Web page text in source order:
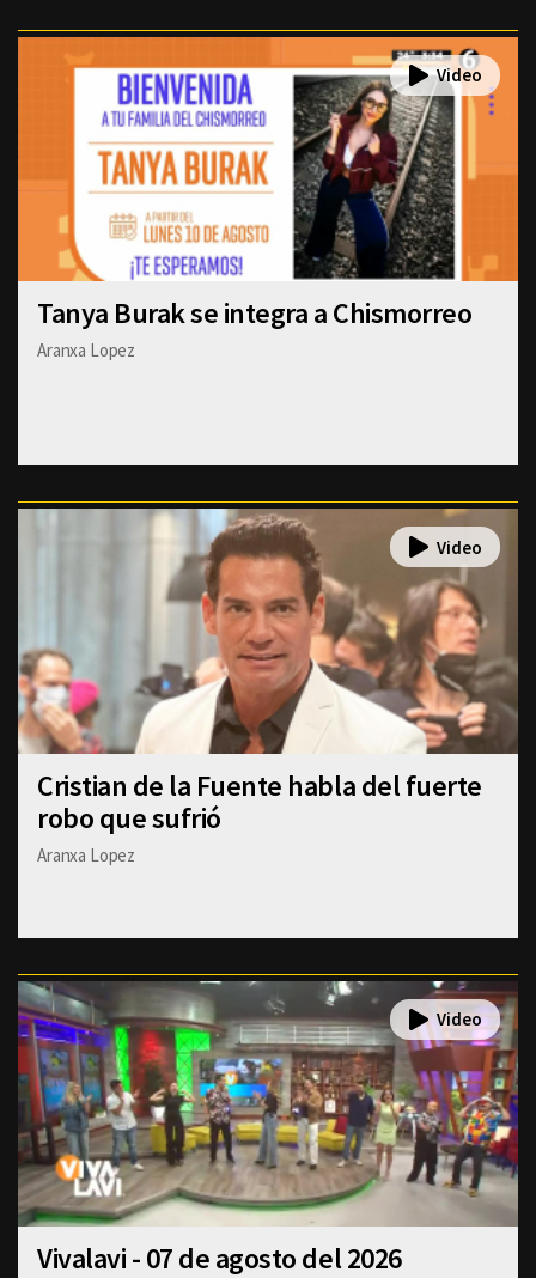
Tanya Burak se integra a Chismorreo
Aranxa Lopez
Cristian de la Fuente habla del fuerte
robo que sufrió
Aranxa Lopez
Vivalavi - 07 de agosto del 2026